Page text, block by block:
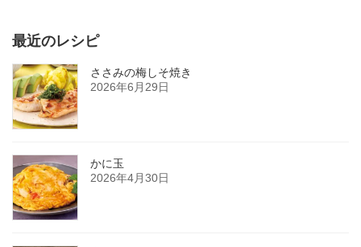
最近のレシピ
ささみの梅しそ焼き
2026年6月29日
かに玉
2026年4月30日